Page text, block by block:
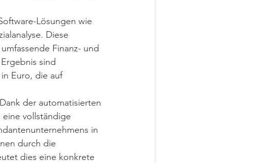
Lösungen wie
Diese
Finanz- und
sind
Euro, die auf
der automatisierten
eine vollständige
in
durch die
dies eine konkrete